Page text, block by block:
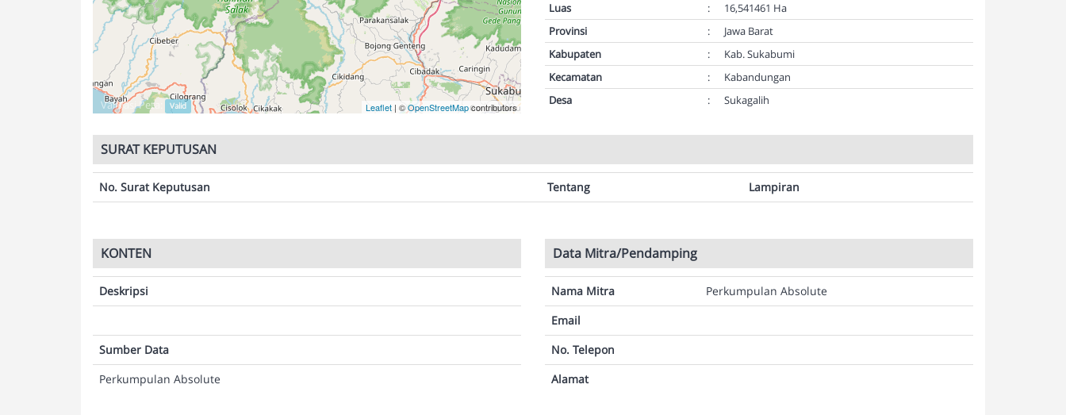
Leaflet | ©OpenStreetMapcontributors
Validasi Peta: Valid
Luas
:
16,541461 Ha
Provinsi
:
Jawa Barat
Kabupaten
:
Kab. Sukabumi
Kecamatan
:
Kabandungan
Desa
: Sukagalih
SURAT KEPUTUSAN
No. Surat Keputusan Tentang Lampiran
KONTEN
Deskripsi
Sumber Data
Perkumpulan Absolute
Data Mitra/Pendamping
Nama Mitra
Perkumpulan Absolute
Email
No. Telepon
Alamat